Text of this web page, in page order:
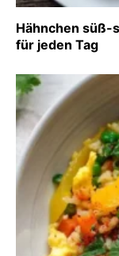
Hähnchen süß-
für jeden Tag